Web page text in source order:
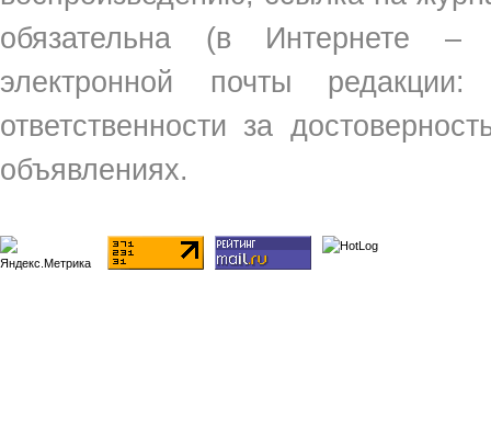
обязательна (в Интернете
электронной почты
ответственности за
объявлениях.